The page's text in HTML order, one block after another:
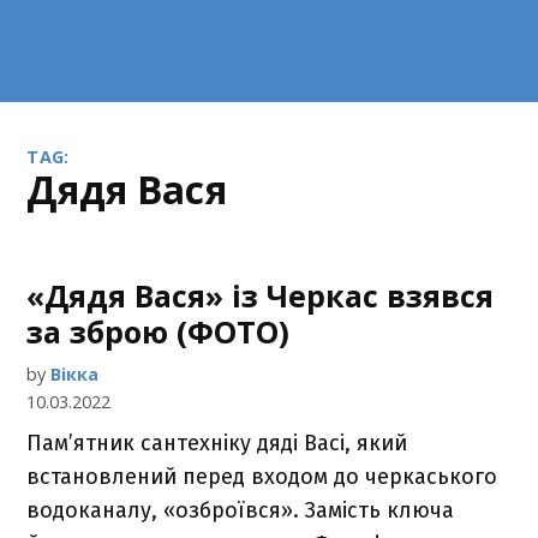
TAG:
дядя Вася
«Дядя Вася» із Черкас взявся
за зброю (ФОТО)
by Вікка
10.03.2022
Пам’ятник сантехніку дяді Васі, який
встановлений перед входом до черкаського
водоканалу, «озброївся». Замість ключа